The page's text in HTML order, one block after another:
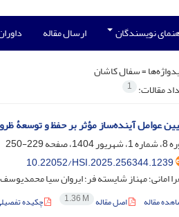
نویسندگان ارسال مقاله
=سفال کاشان
مقالات: 1
عوامل آینده‌ساز مؤثر بر حفظ و توسعۀ
1404، صفحه
229-250
10.22052/HSI.2025.256344.1239
امانی؛ مهناز شایسته فر؛ ایروان سیا
مقاله اصل مقاله 1.36 M چکیده